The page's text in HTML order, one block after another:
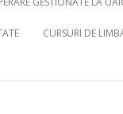
CURSURI DE